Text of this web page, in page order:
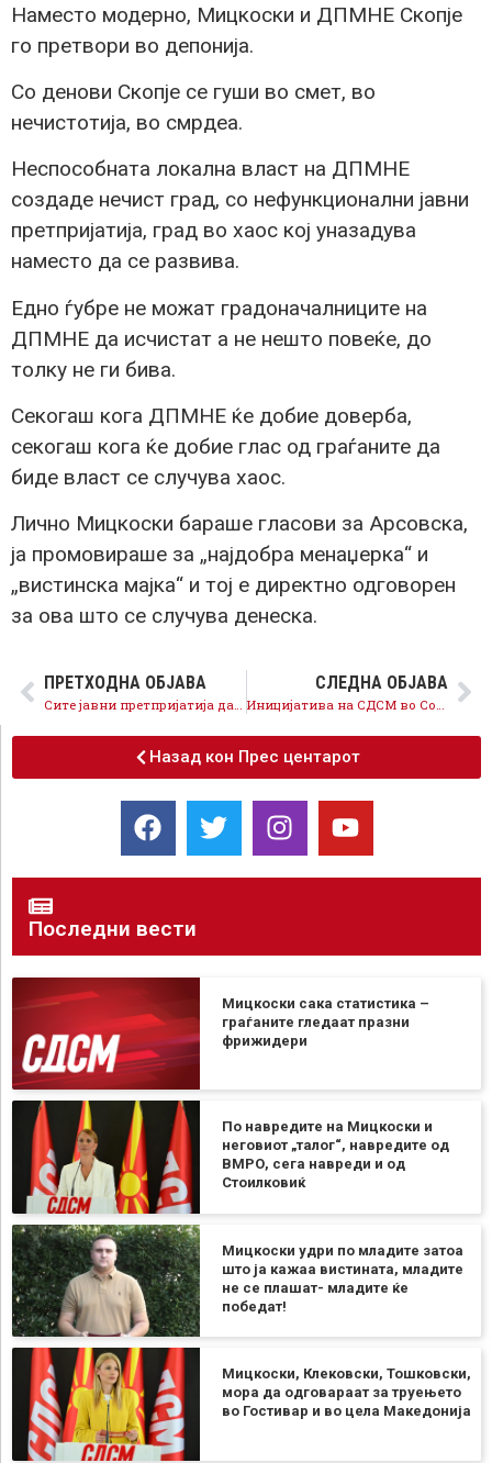
Наместо модерно, Мицкоски и ДПМНЕ Скопје
го претвори во депонија.
Со денови Скопје се гуши во смет, во
нечистотија, во смрдеа.
Неспособната локална власт на ДПМНЕ
создаде нечист град, со нефункционални јавни
претпријатија, град во хаос кој уназадува
наместо да се развива.
Едно ѓубре не можат градоначалниците на
ДПМНЕ да исчистат а не нешто повеќе, до
толку не ги бива.
Секогаш кога ДПМНЕ ќе добие доверба,
секогаш кога ќе добие глас од граѓаните да
биде власт се случува хаос.
Лично Мицкоски бараше гласови за Арсовска,
ја промовираше за „најдобра менаџерка“ и
„вистинска мајка“ и тој е директно одговорен
за ова што се случува денеска.
ПРЕТХОДНА ОБЈАВА СЛЕДНА ОБЈАВА
Назад кон Прес центарот
Последни вести
Мицкоски сака статистика –
граѓаните гледаат празни
фрижидери
По навредите на Мицкоски и
неговиот „талог“, навредите од
ВМРО, сега навреди и од
Стоилковиќ
Мицкоски удри по младите затоа
што ја кажаа вистината, младите
не се плашат- младите ќе
победат!
Мицкоски, Клековски, Тошковски,
мора да одговараат за труењето
во Гостивар и во цела Македонија